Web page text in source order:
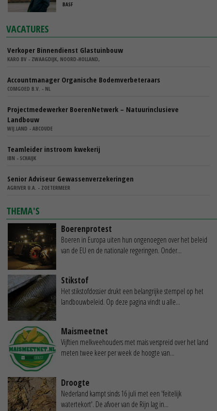
BASF
VACATURES
Verkoper Binnendienst Glastuinbouw
KARO BV - ZWAAGDIJK, NOORD-HOLLAND,
Accountmanager Organische Bodemverbeteraars
COMGOED B.V. - NL
Projectmedewerker BoerenNetwerk – Natuurinclusieve
Landbouw
WIJ.LAND - ABCOUDE
Teamleider instroom kwekerij
IBN - SCHAIJK
Senior Adviseur Gewassenverzekeringen
AGRIVER U.A. - ZOETERMEER
THEMA'S
Boerenprotest
Boeren in Europa uiten hun ongenoegen over het beleid
van de EU en de nationale regeringen. Onder...
Stikstof
Het stikstofdossier drukt een belangrijke stempel op het
landbouwbeleid. Op deze pagina vindt u alle...
Maismeetnet
Vijftien melkveehouders met mais verspreid over het land
meten twee keer per week de hoogte van...
Droogte
Nederland kampt sinds 16 juli met een 'feitelijk
watertekort'. De afvoer van de Rijn lag in...